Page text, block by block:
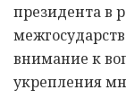
президента в
внимание к
укрепления